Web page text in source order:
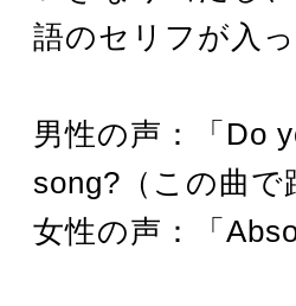
語のセリフが入っ
男性の声：「Do
song?（この曲で
女性の声：「